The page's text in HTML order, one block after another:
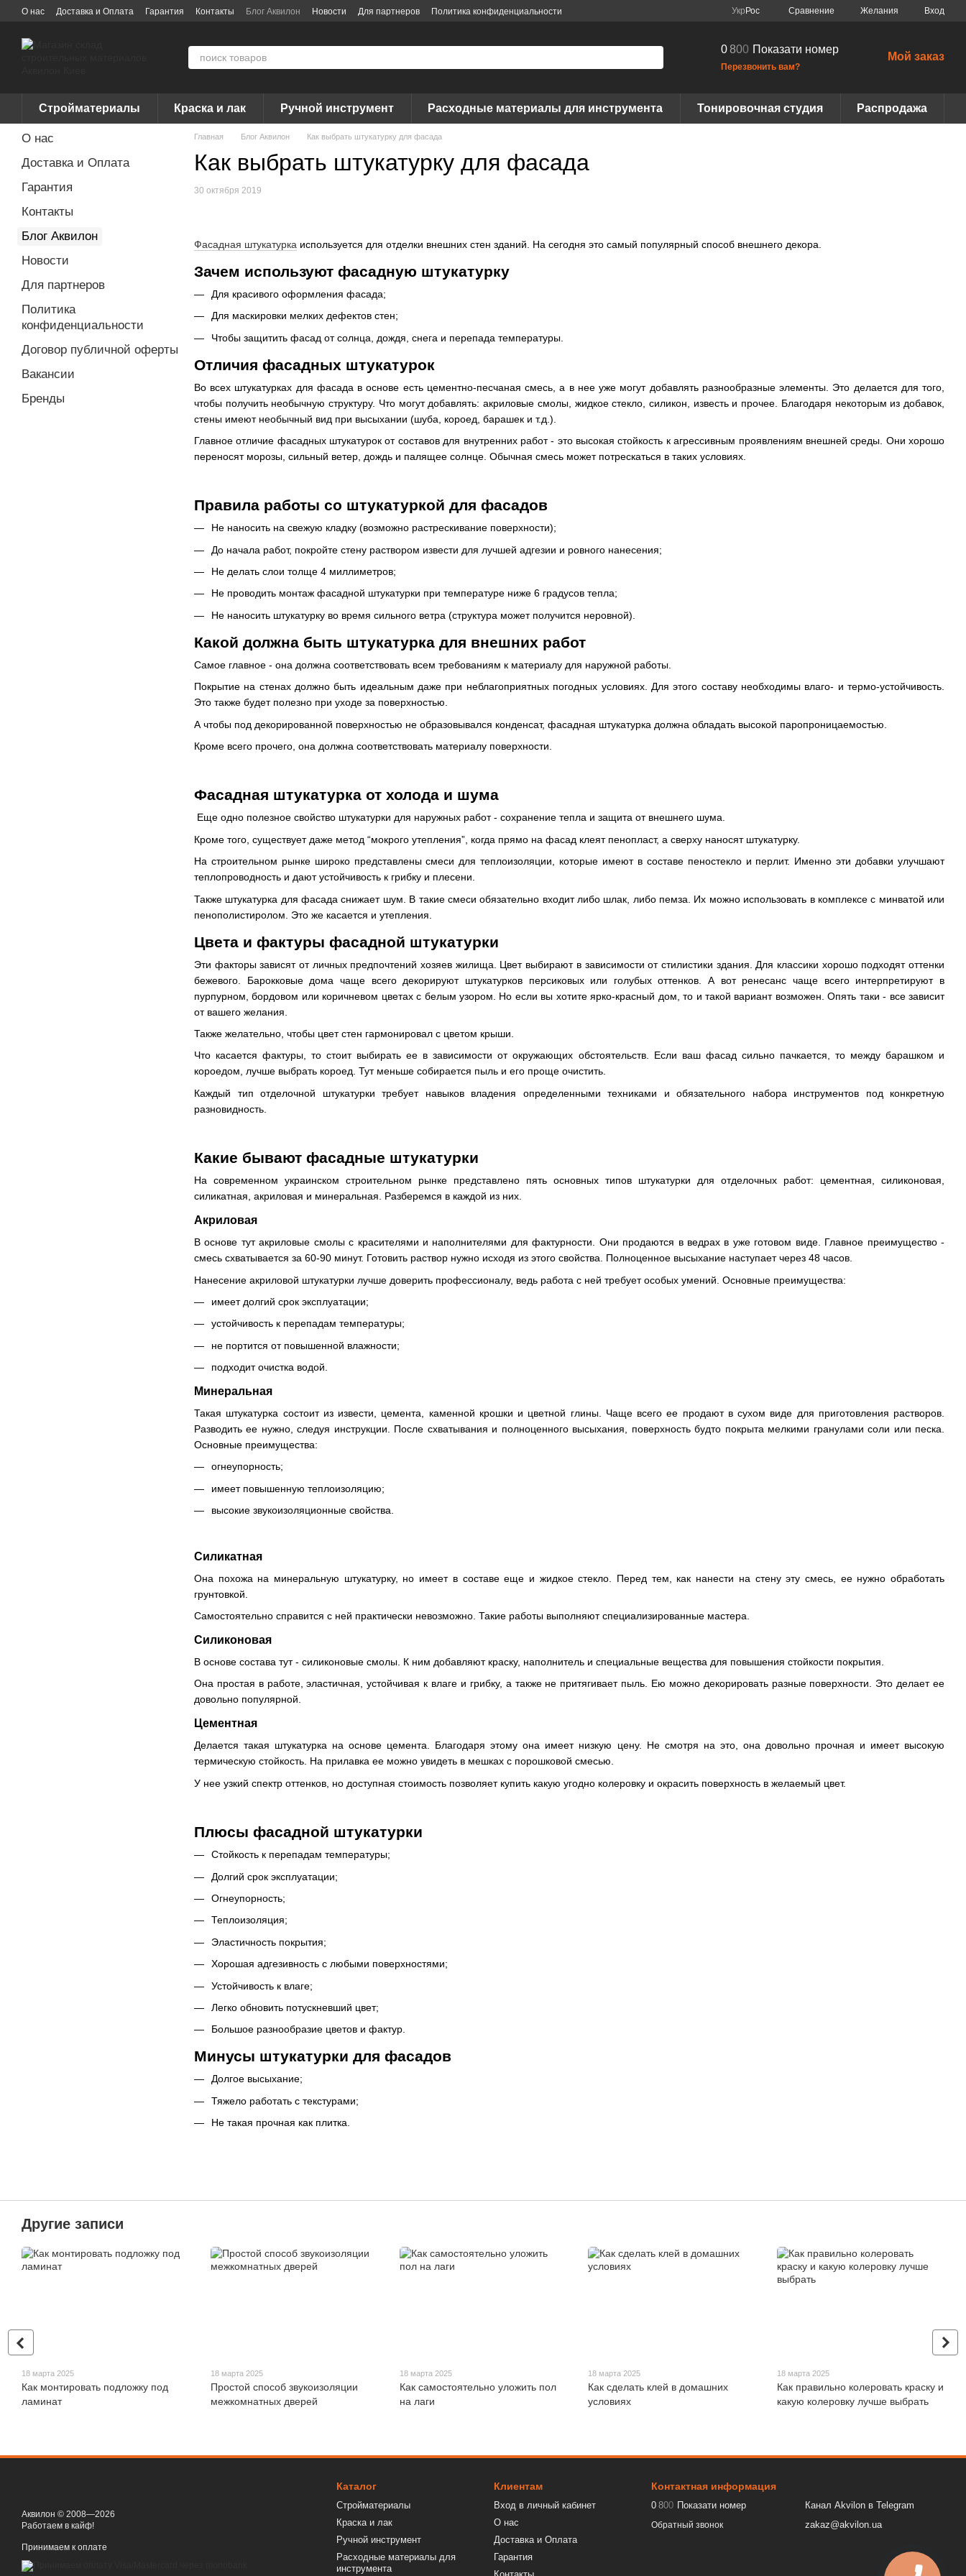
Перейти к основному контенту
О нас Доставка и Оплата Гарантия Контакты Блог Аквилон Новости Для партнеров
Политика конфиденциальности
Укр Рос Сравнение Желания Вход
0800 Показати номер
Перезвонить вам?
Мой заказ
Стройматериалы Краска и лак Ручной инструмент Расходные материалы для инструмента Тонировочная студия Распродажа
Главная Блог Аквилон Как выбрать штукатурку для фасада
Как выбрать штукатурку для фасада
30 октября 2019
Фасадная штукатурка используется для отделки внешних стен зданий. На сегодня это самый популярный способ внешнего декора.
Зачем используют фасадную штукатурку
Для красивого оформления фасада;
Для маскировки мелких дефектов стен;
Чтобы защитить фасад от солнца, дождя, снега и перепада температуры.
Отличия фасадных штукатурок
Во всех штукатурках для фасада в основе есть цементно-песчаная смесь, а в нее уже могут добавлять разнообразные элементы. Это делается для того,
чтобы получить необычную структуру. Что могут добавлять: акриловые смолы, жидкое стекло, силикон, известь и прочее. Благодаря некоторым из добавок,
стены имеют необычный вид при высыхании (шуба, короед, барашек и т.д.).
Главное отличие фасадных штукатурок от составов для внутренних работ - это высокая стойкость к агрессивным проявлениям внешней среды. Они хорошо
переносят морозы, сильный ветер, дождь и палящее солнце. Обычная смесь может потрескаться в таких условиях.
Правила работы со штукатуркой для фасадов
Не наносить на свежую кладку (возможно растрескивание поверхности);
До начала работ, покройте стену раствором извести для лучшей адгезии и ровного нанесения;
Не делать слои толще 4 миллиметров;
Не проводить монтаж фасадной штукатурки при температуре ниже 6 градусов тепла;
Не наносить штукатурку во время сильного ветра (структура может получится неровной).
Какой должна быть штукатурка для внешних работ
Самое главное - она должна соответствовать всем требованиям к материалу для наружной работы.
Покрытие на стенах должно быть идеальным даже при неблагоприятных погодных условиях. Для этого составу необходимы влаго- и термо-устойчивость.
Это также будет полезно при уходе за поверхностью.
А чтобы под декорированной поверхностью не образовывался конденсат, фасадная штукатурка должна обладать высокой паропроницаемостью.
Кроме всего прочего, она должна соответствовать материалу поверхности.
Фасадная штукатурка от холода и шума
Еще одно полезное свойство штукатурки для наружных работ - сохранение тепла и защита от внешнего шума.
Кроме того, существует даже метод “мокрого утепления”, когда прямо на фасад клеят пенопласт, а сверху наносят штукатурку.
На строительном рынке широко представлены смеси для теплоизоляции, которые имеют в составе пеностекло и перлит. Именно эти добавки улучшают
теплопроводность и дают устойчивость к грибку и плесени.
Также штукатурка для фасада снижает шум. В такие смеси обязательно входит либо шлак, либо пемза. Их можно использовать в комплексе с минватой или
пенополистиролом. Это же касается и утепления.
Цвета и фактуры фасадной штукатурки
Эти факторы зависят от личных предпочтений хозяев жилища. Цвет выбирают в зависимости от стилистики здания. Для классики хорошо подходят оттенки
бежевого. Барокковые дома чаще всего декорируют штукатурков персиковых или голубых оттенков. А вот ренесанс чаще всего интерпретируют в
пурпурном, бордовом или коричневом цветах с белым узором. Но если вы хотите ярко-красный дом, то и такой вариант возможен. Опять таки - все зависит
от вашего желания.
Также желательно, чтобы цвет стен гармонировал с цветом крыши.
Что касается фактуры, то стоит выбирать ее в зависимости от окружающих обстоятельств. Если ваш фасад сильно пачкается, то между барашком и
короедом, лучше выбрать короед. Тут меньше собирается пыль и его проще очистить.
Каждый тип отделочной штукатурки требует навыков владения определенными техниками и обязательного набора инструментов под конкретную
разновидность.
Какие бывают фасадные штукатурки
На современном украинском строительном рынке представлено пять основных типов штукатурки для отделочных работ: цементная, силиконовая,
силикатная, акриловая и минеральная. Разберемся в каждой из них.
Акриловая
В основе тут акриловые смолы с красителями и наполнителями для фактурности. Они продаются в ведрах в уже готовом виде. Главное преимущество -
смесь схватывается за 60-90 минут. Готовить раствор нужно исходя из этого свойства. Полноценное высыхание наступает через 48 часов.
Нанесение акриловой штукатурки лучше доверить профессионалу, ведь работа с ней требует особых умений. Основные преимущества:
имеет долгий срок эксплуатации;
устойчивость к перепадам температуры;
не портится от повышенной влажности;
подходит очистка водой.
Минеральная
Такая штукатурка состоит из извести, цемента, каменной крошки и цветной глины. Чаще всего ее продают в сухом виде для приготовления растворов.
Разводить ее нужно, следуя инструкции. После схватывания и полноценного высыхания, поверхность будто покрыта мелкими гранулами соли или песка.
Основные преимущества:
огнеупорность;
имеет повышенную теплоизоляцию;
высокие звукоизоляционные свойства.
Силикатная
Она похожа на минеральную штукатурку, но имеет в составе еще и жидкое стекло. Перед тем, как нанести на стену эту смесь, ее нужно обработать
грунтовкой.
Самостоятельно справится с ней практически невозможно. Такие работы выполняют специализированные мастера.
Силиконовая
В основе состава тут - силиконовые смолы. К ним добавляют краску, наполнитель и специальные вещества для повышения стойкости покрытия.
Она простая в работе, эластичная, устойчивая к влаге и грибку, а также не притягивает пыль. Ею можно декорировать разные поверхности. Это делает ее
довольно популярной.
Цементная
Делается такая штукатурка на основе цемента. Благодаря этому она имеет низкую цену. Не смотря на это, она довольно прочная и имеет высокую
термическую стойкость. На прилавка ее можно увидеть в мешках с порошковой смесью.
У нее узкий спектр оттенков, но доступная стоимость позволяет купить какую угодно колеровку и окрасить поверхность в желаемый цвет.
Плюсы фасадной штукатурки
Стойкость к перепадам температуры;
Долгий срок эксплуатации;
Огнеупорность;
Теплоизоляция;
Эластичность покрытия;
Хорошая адгезивность с любыми поверхностями;
Устойчивость к влаге;
Легко обновить потускневший цвет;
Большое разнообразие цветов и фактур.
Минусы штукатурки для фасадов
Долгое высыхание;
Тяжело работать с текстурами;
Не такая прочная как плитка.
О нас
Доставка и Оплата
Гарантия
Контакты
Блог Аквилон
Новости
Для партнеров
Политика
конфиденциальности
Договор публичной оферты
Вакансии
Бренды
Другие записи
18 марта 2025
Как монтировать подложку под
ламинат
18 марта 2025
Простой способ звукоизоляции
межкомнатных дверей
18 марта 2025
Как самостоятельно уложить пол
на лаги
18 марта 2025
Как сделать клей в домашних
условиях
18 марта 2025
Как правильно колеровать краску и
какую колеровку лучше выбрать
Аквилон © 2008—2026
Работаем в кайф!
Принимаем к оплате
Каталог
Стройматериалы
Краска и лак
Ручной инструмент
Расходные материалы для
инструмента
Клиентам
Вход в личный кабинет
О нас
Доставка и Оплата
Гарантия
Контактная информация
0 800 Показати номер
Обратный звонок
Канал Akvilon в Telegram
zakaz@akvilon.ua